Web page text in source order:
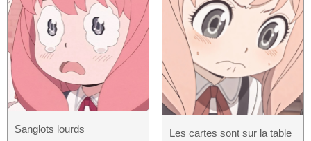
Sanglots lourds Les cartes sont sur la table